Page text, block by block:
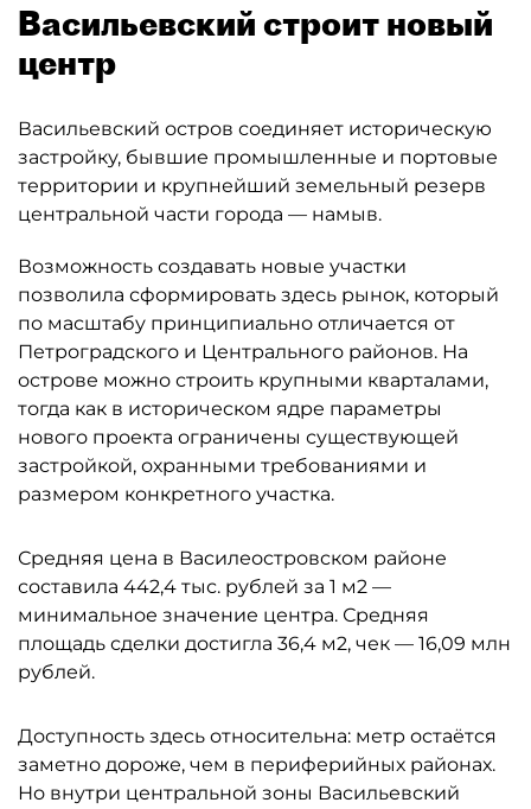
Васильевский строит новый
центр
Васильевский остров соединяет историческую
застройку, бывшие промышленные и портовые
территории и крупнейший земельный резерв
центральной части города — намыв.
Возможность создавать новые участки
позволила сформировать здесь рынок, который
по масштабу принципиально отличается от
Петроградского и Центрального районов. На
острове можно строить крупными кварталами,
тогда как в историческом ядре параметры
нового проекта ограничены существующей
застройкой, охранными требованиями и
размером конкретного участка.
Средняя цена в Василеостровском районе
составила 442,4 тыс. рублей за 1 м2 —
минимальное значение центра. Средняя
площадь сделки достигла 36,4 м2, чек — 16,09 млн
рублей.
Доступность здесь относительна: метр остаётся
заметно дороже, чем в периферийных районах.
Но внутри центральной зоны Васильевский